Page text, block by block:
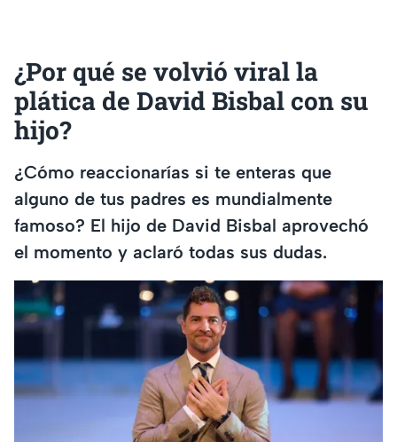
¿Por qué se volvió viral la
plática de David Bisbal con su
hijo?
¿Cómo reaccionarías si te enteras que
alguno de tus padres es mundialmente
famoso? El hijo de David Bisbal aprovechó
el momento y aclaró todas sus dudas.